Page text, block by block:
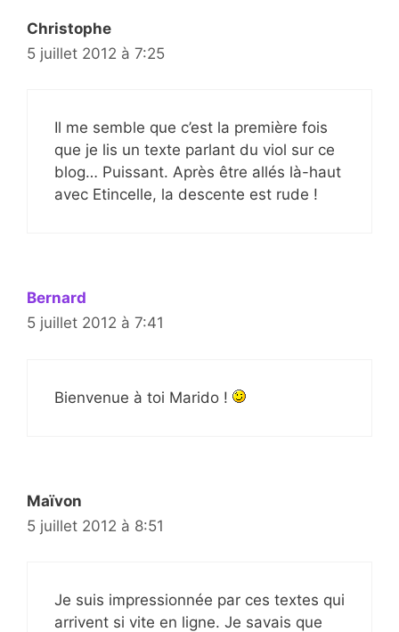
Christophe
5 juillet 2012 à 7:25
Il me semble que c’est la première fois
que je lis un texte parlant du viol sur ce
blog… Puissant. Après être allés là-haut
avec Etincelle, la descente est rude !
Bernard
5 juillet 2012 à 7:41
Bienvenue à toi Marido !
Maïvon
5 juillet 2012 à 8:51
Je suis impressionnée par ces textes qui
arrivent si vite en ligne. Je savais que